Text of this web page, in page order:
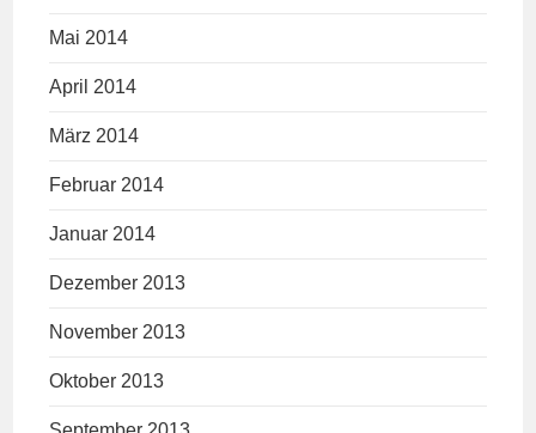
Mai 2014
April 2014
März 2014
Februar 2014
Januar 2014
Dezember 2013
November 2013
Oktober 2013